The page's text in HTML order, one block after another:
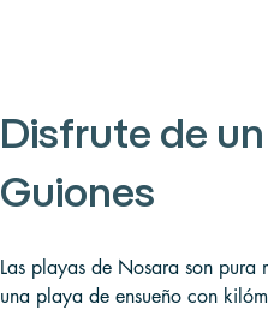
Disfrute de
Guiones
Las playas de Nosara son
una playa de ensueño con